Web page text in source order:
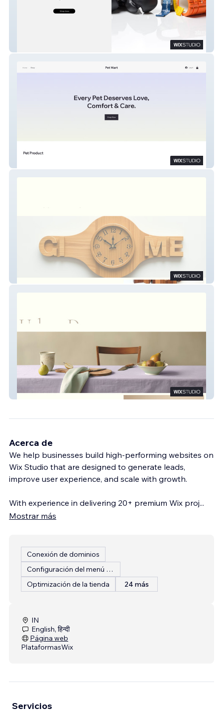
Urban Decoration Hub
Acerca de
We help businesses build high-performing websites on
Wix Studio that are designed to generate leads,
improve user experience, and scale with growth.
With experience in delivering 20+ premium Wix proj...
Mostrar más
Conexión de dominios
Configuración del menú del restaurante
Optimización de la tienda
24 más
IN
English, हिन्दी
Página web
PlataformasWix
Servicios